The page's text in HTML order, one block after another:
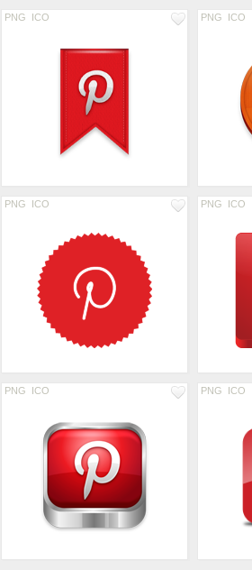
PNG ICO PNG ICO
PNG ICO PNG ICO
PNG ICO PNG ICO